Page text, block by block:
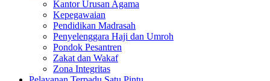
Kantor Urusan Agama
Kepegawaian
Pendidikan Madrasah
Penyelenggara Haji dan Umroh
Pondok Pesantren
Zakat dan Wakaf
Zona Integritas